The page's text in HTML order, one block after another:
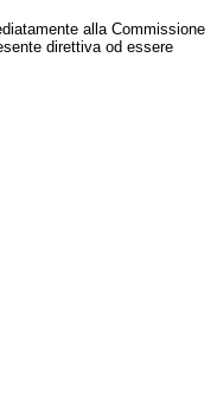
alla Commissione
direttiva od essere